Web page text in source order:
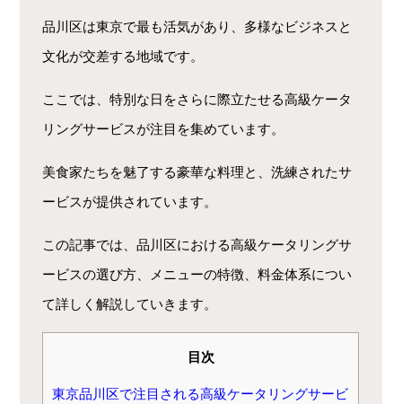
品川区は東京で最も活気があり、多様なビジネスと
文化が交差する地域です。
ここでは、特別な日をさらに際立たせる高級ケータ
リングサービスが注目を集めています。
美食家たちを魅了する豪華な料理と、洗練されたサ
ービスが提供されています。
この記事では、品川区における高級ケータリングサ
ービスの選び方、メニューの特徴、料金体系につい
て詳しく解説していきます。
目次
東京品川区で注目される高級ケータリングサービ